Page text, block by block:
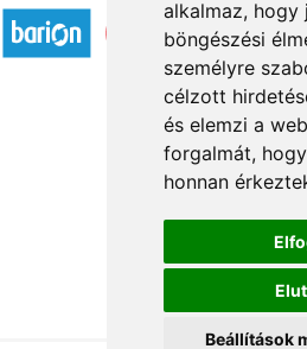
alkalmaz, hogy
böngészési
személyre
célzott
és elemzi a
forgalmát,
honnan
Beállítások
Rólunk
Kapcsolat
Á.SZ.F.
Adatkezelési